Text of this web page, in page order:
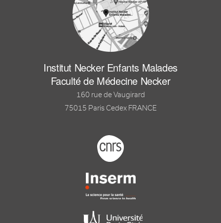
Institut Necker Enfants Malades
Faculté de Médecine Necker
160 rue de Vaugirard
75015 Paris Cedex FRANCE
Footer logo tutelles